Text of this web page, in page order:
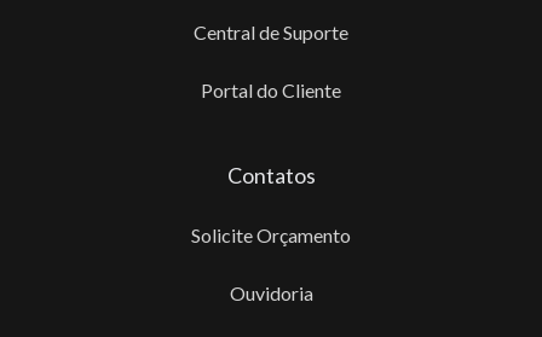
Central de Suporte
Portal do Cliente
Contatos
Solicite Orçamento
Ouvidoria